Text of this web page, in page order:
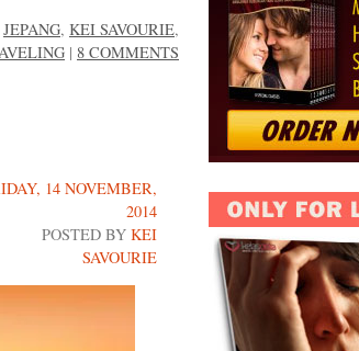
JEPANG, KEI SAVOURIE,
| 8 COMMENTS
14 NOVEMBER,
2014
POSTED BY KEI
SAVOURIE